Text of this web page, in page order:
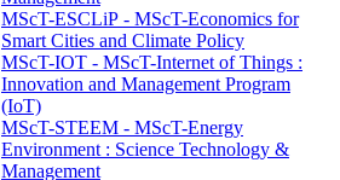
MScT-ESCLiP - MScT-Economics for
Smart Cities and Climate Policy
MScT-IOT - MScT-Internet of Things :
Innovation and Management Program
(IoT)
MScT-STEEM - MScT-Energy
Environment : Science Technology &
Management